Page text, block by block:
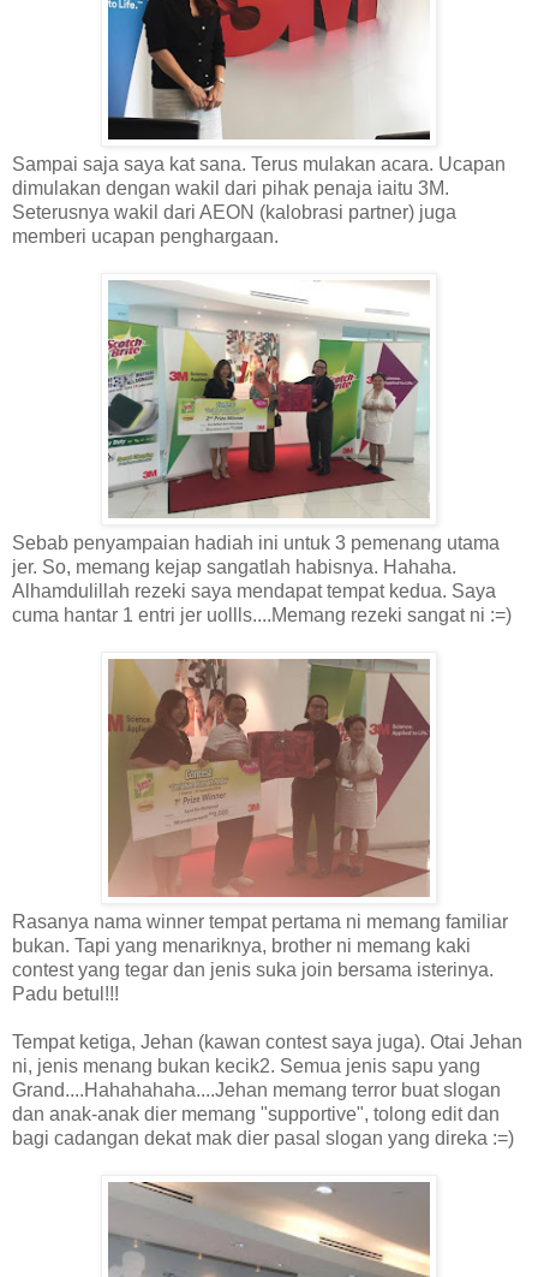
Sampai saja saya kat sana. Terus mulakan acara. Ucapan
dimulakan dengan wakil dari pihak penaja iaitu 3M.
Seterusnya wakil dari AEON (kalobrasi partner) juga
memberi ucapan penghargaan.
Sebab penyampaian hadiah ini untuk 3 pemenang utama
jer. So, memang kejap sangatlah habisnya. Hahaha.
Alhamdulillah rezeki saya mendapat tempat kedua. Saya
cuma hantar 1 entri jer uollls....Memang rezeki sangat ni :=)
Rasanya nama winner tempat pertama ni memang familiar
bukan. Tapi yang menariknya, brother ni memang kaki
contest yang tegar dan jenis suka join bersama isterinya.
Padu betul!!!
Tempat ketiga, Jehan (kawan contest saya juga). Otai Jehan
ni, jenis menang bukan kecik2. Semua jenis sapu yang
Grand....Hahahahaha....Jehan memang terror buat slogan
dan anak-anak dier memang "supportive", tolong edit dan
bagi cadangan dekat mak dier pasal slogan yang direka :=)